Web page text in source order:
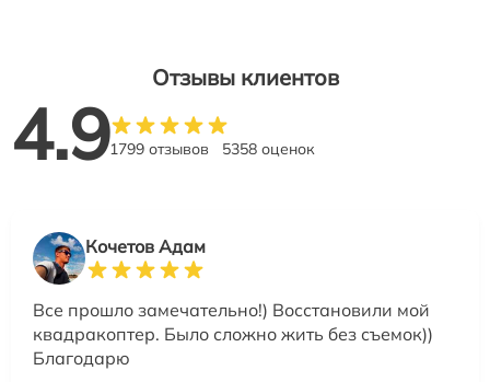
Отзывы клиентов
4.91799 отзывов 5358 оценок
Кочетов Адам
Все прошло замечательно!) Восстановили мой
квадракоптер. Было сложно жить без съемок))
Благодарю